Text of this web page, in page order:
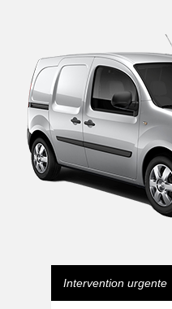
Intervention urgente